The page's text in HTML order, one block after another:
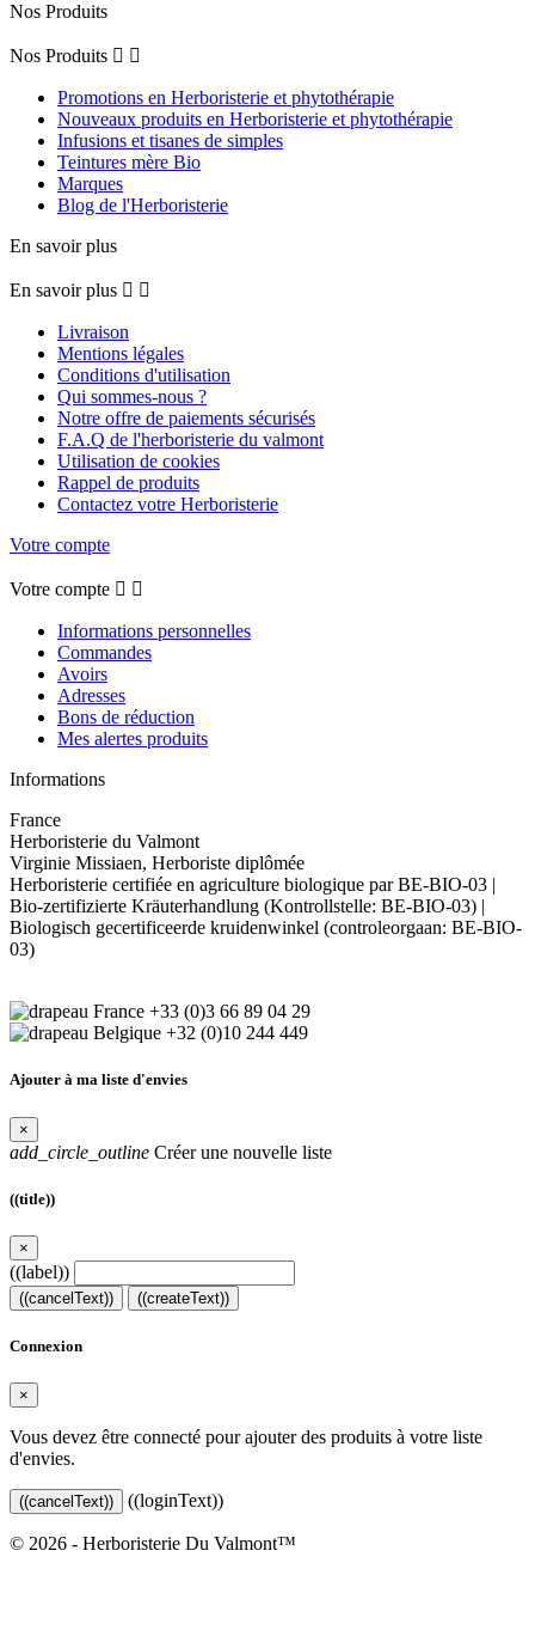
Nos Produits
Nos Produits  
Promotions en Herboristerie et phytothérapie
Nouveaux produits en Herboristerie et phytothérapie
Infusions et tisanes de simples
Teintures mère Bio
Marques
Blog de l'Herboristerie
En savoir plus
En savoir plus  
Livraison
Mentions légales
Conditions d'utilisation
Qui sommes-nous ?
Notre offre de paiements sécurisés
F.A.Q de l'herboristerie du valmont
Utilisation de cookies
Rappel de produits
Contactez votre Herboristerie
Votre compte
Votre compte  
Informations personnelles
Commandes
Avoirs
Adresses
Bons de réduction
Mes alertes produits
Informations
France
Herboristerie du Valmont
Virginie Missiaen, Herboriste diplômée
Herboristerie certifiée en agriculture biologique par BE-BIO-03 |
Bio-zertifizierte Kräuterhandlung (Kontrollstelle: BE-BIO-03) |
Biologisch gecertificeerde kruidenwinkel (controleorgaan: BE-BIO-
03)
+33 (0)3 66 89 04 29
+32 (0)10 244 449
Ajouter à ma liste d'envies
×
add_circle_outline Créer une nouvelle liste
((title))
×
((label))
((cancelText)) ((createText))
Connexion
×
Vous devez être connecté pour ajouter des produits à votre liste
d'envies.
((cancelText)) ((loginText))
© 2026 - Herboristerie Du Valmont™